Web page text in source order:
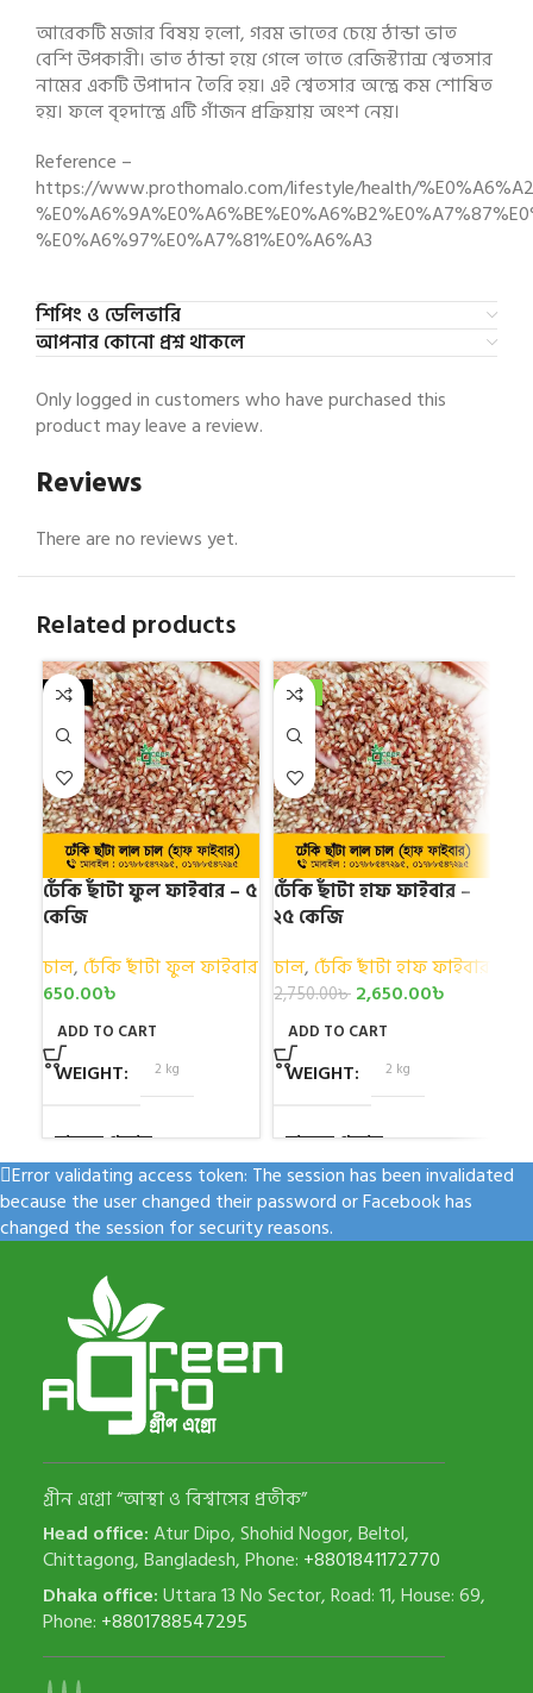
আরেকটি মজার বিষয় হলো, গরম ভাতের চেয়ে ঠান্ডা ভাত
বেশি উপকারী। ভাত ঠান্ডা হয়ে গেলে তাতে রেজিস্ট্যান্স শ্বেতসার
নামের একটি উপাদান তৈরি হয়। এই শ্বেতসার অন্ত্রে কম শোষিত
হয়। ফলে বৃহদান্ত্রে এটি গাঁজন প্রক্রিয়ায় অংশ নেয়।
Reference –
https://www.prothomalo.com/lifestyle/health/
%E0%A6%97%E0%A7%81%E0%A6%A3
শিপিং ও ডেলিভারি
আপনার কোনো প্রশ্ন থাকলে
Reviews
There are no reviews yet.
Only logged in customers who have purchased this
product may leave a review.
Related products
NEW
ঢেঁকি ছাঁটা ফুল ফাইবার – ৫
কেজি
চাল,ঢেঁকি ছাঁটা ফুল ফাইবার
650.00৳
ADD TO CART
WEIGHT 2 kg
চালের প্রকার
ওজন (কেজি )
-4%
ঢেঁকি ছাঁটা হাফ ফাইবার –
২৫ কেজি
চাল,ঢেঁকি ছাঁটা হাফ ফাইবার
2,750.00৳ 2,650.00৳
ADD TO CART
WEIGHT 2 kg
চালের প্রকার
ওজন (কেজি )
Error validating access token: The session has been invalidated
because the user changed their password or Facebook has
changed the session for security reasons.
গ্রীন এগ্রো “আস্থা ও বিশ্বাসের প্রতীক”
Head office:Atur Dipo, Shohid Nogor, Beltol,
Chittagong, Bangladesh, Phone: +8801841172770
Dhaka office:Uttara 13 No Sector, Road: 11, House: 69,
Phone: +8801788547295